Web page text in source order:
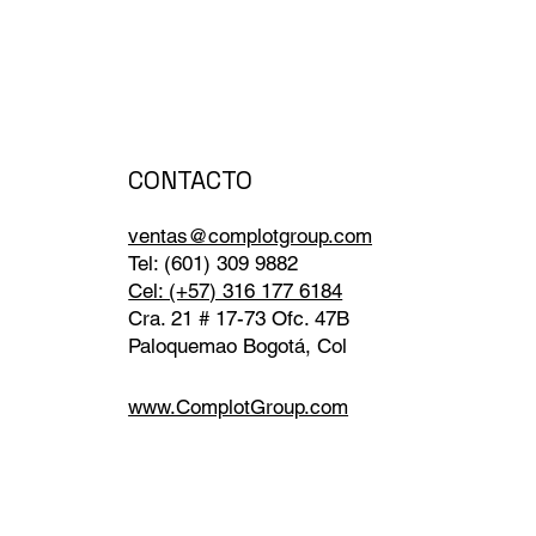
CONTACTO
ventas@complotgroup.com
Tel: (601) 309 9882
Cel: (+57) 316 177 6184
Cra. 21 # 17-73 Ofc. 47B
Paloquemao Bogotá, Col
www.ComplotGroup.com